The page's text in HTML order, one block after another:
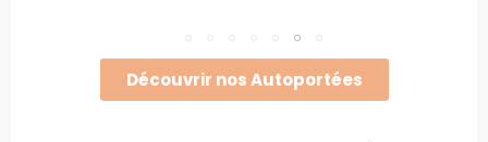
Découvrir nos Autoportées